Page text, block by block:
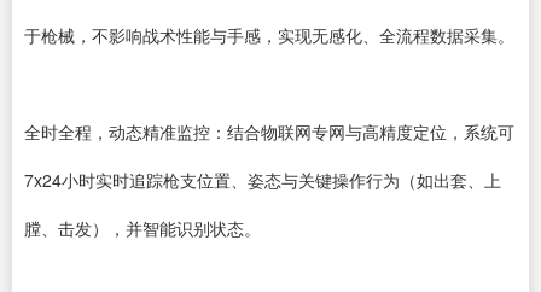
于枪械，不影响战术性能与手感，实现无感化、全流程数据采集。
全时全程，动态精准监控：结合物联网专网与高精度定位，系统可
7x24小时实时追踪枪支位置、姿态与关键操作行为（如出套、上
膛、击发），并智能识别状态。